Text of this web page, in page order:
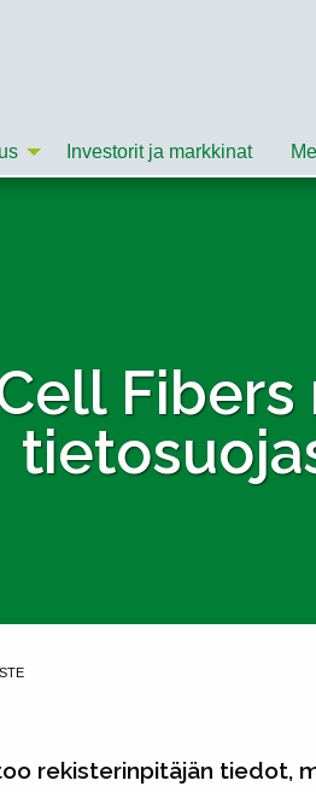
Investorit ja markkinat
rekisterinpitäjän tiedot,